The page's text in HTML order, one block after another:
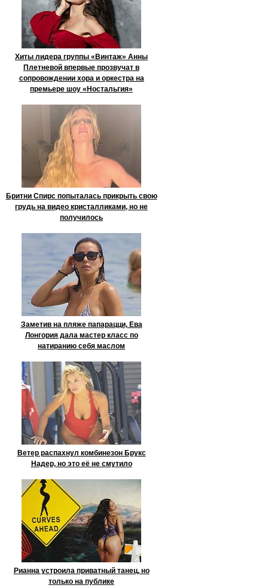
Хиты лидера группы «Винтаж» Анны
Плетневой впервые прозвучат в
сопровождении хора и оркестра на
премьере шоу «Ностальгия»
Бритни Спирс попыталась прикрыть свою
грудь на видео кристалликами, но не
получилось
Заметив на пляже папарацци, Ева
Лонгория дала мастер класс по
натиранию себя маслом
Ветер распахнул комбинезон Брукс
Надер, но это её не смутило
Рианна устроила приватный танец, но
только на публике